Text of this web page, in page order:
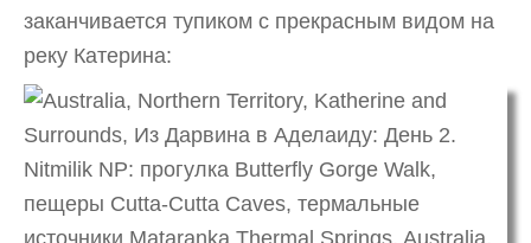
заканчивается тупиком с прекрасным видом на
реку Катерина: